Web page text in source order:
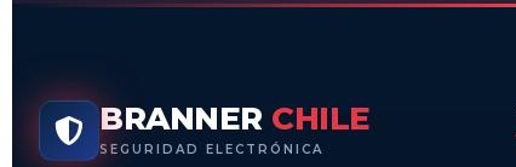
BRANNER CHILE
SEGURIDAD ELECTRÓNICA